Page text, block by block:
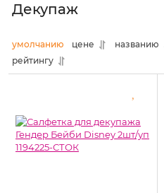
Декупаж
умолчанию цене
названию
рейтингу